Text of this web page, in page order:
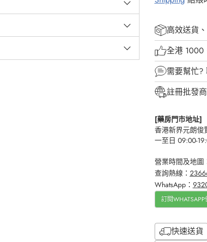
高效送貨
全港 1000
需要幫忙?
註冊批發
[藥房門市地址]
香港新界元朗俊
一至日 09:00-
營業時間及地圖
查詢熱線：
WhatsApp：
訂閱
快速送貨